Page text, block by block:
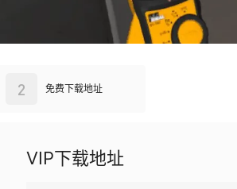
免费下载地址
2
VIP下载地址